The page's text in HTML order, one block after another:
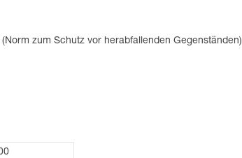
zum Schutz vor herabfallenden Gegenständen)